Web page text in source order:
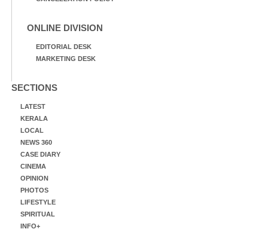
ONLINE DIVISION
EDITORIAL DESK
MARKETING DESK
SECTIONS
LATEST
KERALA
LOCAL
NEWS 360
CASE DIARY
CINEMA
OPINION
PHOTOS
LIFESTYLE
SPIRITUAL
INFO+